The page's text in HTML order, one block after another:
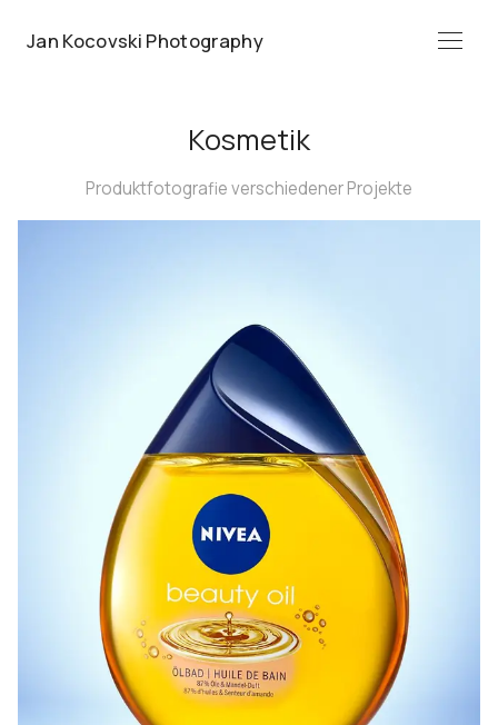
Jan Kocovski Photography Menü
Kosmetik
Produktfotografie verschiedener Projekte